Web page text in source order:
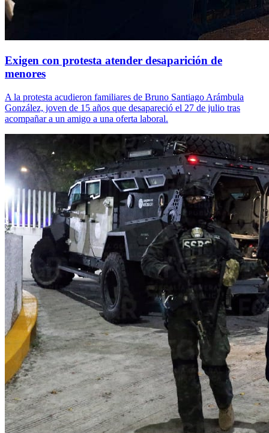
Exigen con protesta atender desaparición de
menores
A la protesta acudieron familiares de Bruno Santiago Arámbula
González, joven de 15 años que desapareció el 27 de julio tras
acompañar a un amigo a una oferta laboral.